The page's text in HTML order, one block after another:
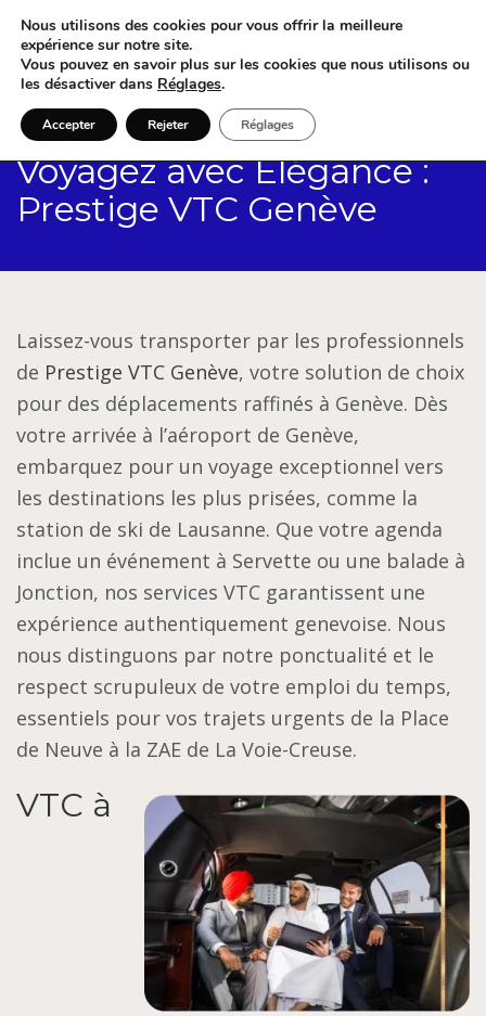
Voyagez avec Élégance :
Prestige VTC Genève
Laissez-vous transporter par les professionnels
de Prestige VTC Genève, votre solution de choix
pour des déplacements raffinés à Genève. Dès
votre arrivée à l’aéroport de Genève,
embarquez pour un voyage exceptionnel vers
les destinations les plus prisées, comme la
station de ski de Lausanne. Que votre agenda
inclue un événement à Servette ou une balade à
Jonction, nos services VTC garantissent une
expérience authentiquement genevoise. Nous
nous distinguons par notre ponctualité et le
respect scrupuleux de votre emploi du temps,
essentiels pour vos trajets urgents de la Place
de Neuve à la ZAE de La Voie-Creuse.
VTC à
Nous utilisons des cookies pour vous offrir la meilleure
expérience sur notre site.
Vous pouvez en savoir plus sur les cookies que nous utilisons ou
les désactiver dans Réglages.
Accepter Rejeter Réglages